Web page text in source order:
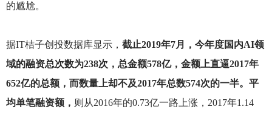
的尴尬。
据IT桔子创投数据库显示， 截止2019年7月，今年度国内AI领
域的融资总次数为238次，总金额578亿，金额上直逼2017年
652亿的总额，而数量上却不及2017年总数574次的一半。平
均单笔融资额， 则从2016年的0.73亿一路上涨，2017年1.14